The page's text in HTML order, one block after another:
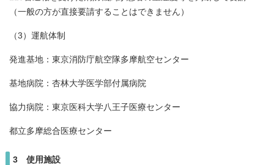
（一般の方が直接要請することはできません）
（3）運航体制
発進基地：東京消防庁航空隊多摩航空センター
基地病院：杏林大学医学部付属病院
協力病院：東京医科大学八王子医療センター
都立多摩総合医療センター
3 使用施設